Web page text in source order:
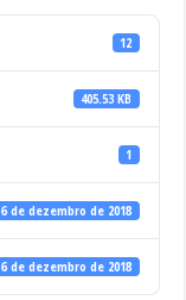
12
405.53 KB
1
6 de dezembro de 2018
6 de dezembro de 2018